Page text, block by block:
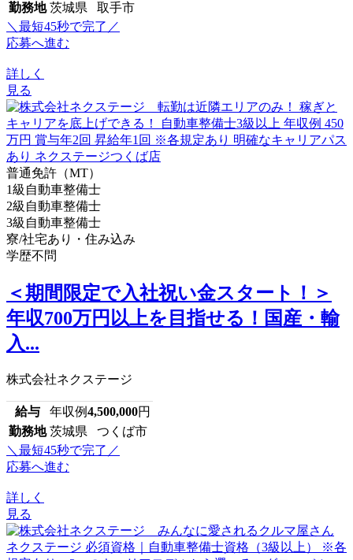
勤務地 茨城県 取手市
＼最短45秒で完了／
応募へ進む
詳しく
見る
普通免許（MT）
1級自動車整備士
2級自動車整備士
3級自動車整備士
寮/社宅あり・住み込み
学歴不問
＜期間限定で入社祝い金スタート！＞
年収700万円以上を目指せる！国産・輸
入...
株式会社ネクステージ
給与 年収例4,500,000円
勤務地 茨城県 つくば市
＼最短45秒で完了／
応募へ進む
詳しく
見る